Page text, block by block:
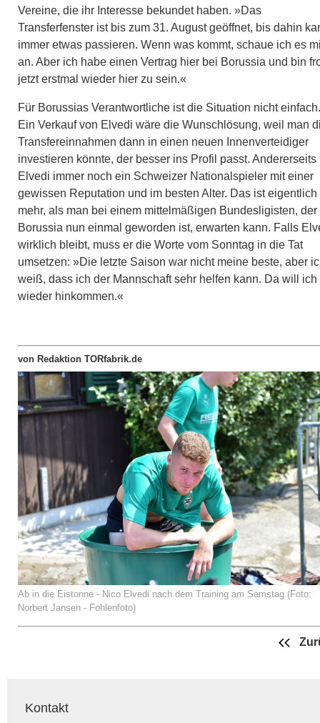
Vereine, die ihr Interesse bekundet haben. »Das
Transferfenster ist bis zum 31. August geöffnet, bis dahin
immer etwas passieren. Wenn was kommt, schaue ich es
an. Aber ich habe einen Vertrag hier bei Borussia und bin
jetzt erstmal wieder hier zu sein.«
Für Borussias Verantwortliche ist die Situation nicht einfach.
Ein Verkauf von Elvedi wäre die Wunschlösung, weil man
Transfereinnahmen dann in einen neuen Innenverteidiger
investieren könnte, der besser ins Profil passt. Andererseits
Elvedi immer noch ein Schweizer Nationalspieler mit einer
gewissen Reputation und im besten Alter. Das ist eigentlich
mehr, als man bei einem mittelmäßigen Bundesligisten, der
Borussia nun einmal geworden ist, erwarten kann. Falls
wirklich bleibt, muss er die Worte vom Sonntag in die Tat
umsetzen: »Die letzte Saison war nicht meine beste, aber
weiß, dass ich der Mannschaft sehr helfen kann. Da will ich
wieder hinkommen.«
von Redaktion TORfabrik.de
Ab in die Eistonne - Nico Elvedi nach dem Training am Samstag (Foto:
Norbert Jansen - Fohlenfoto)
Kontakt